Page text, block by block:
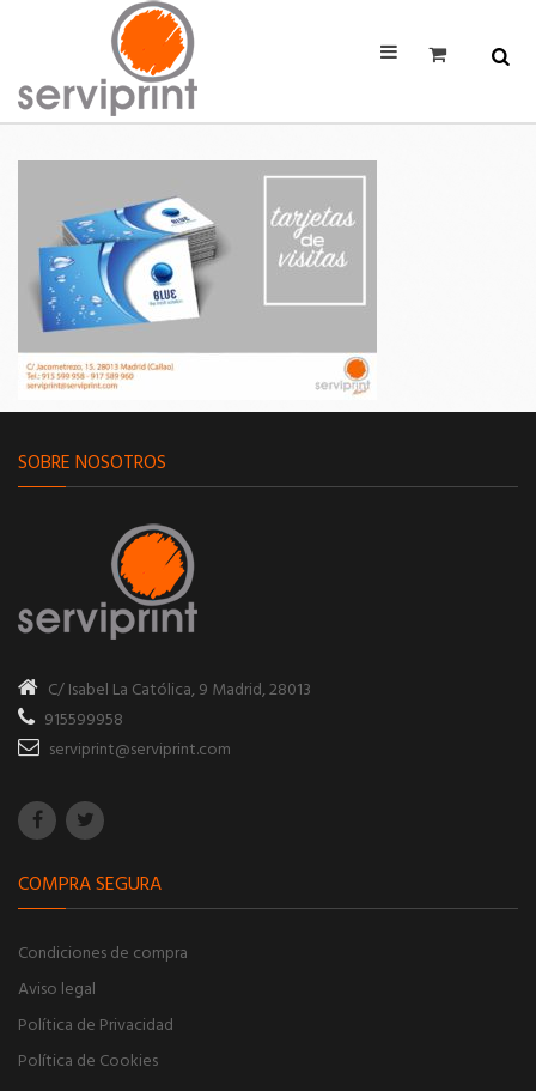
SOBRE NOSOTROS
C/ Isabel La Católica, 9 Madrid, 28013
915599958
serviprint@serviprint.com
COMPRA SEGURA
Condiciones de compra
Aviso legal
Política de Privacidad
Política de Cookies